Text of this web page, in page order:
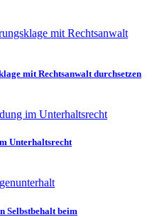
mit Rechtsanwalt durchsetzen
Unterhaltsrecht
Selbstbehalt beim